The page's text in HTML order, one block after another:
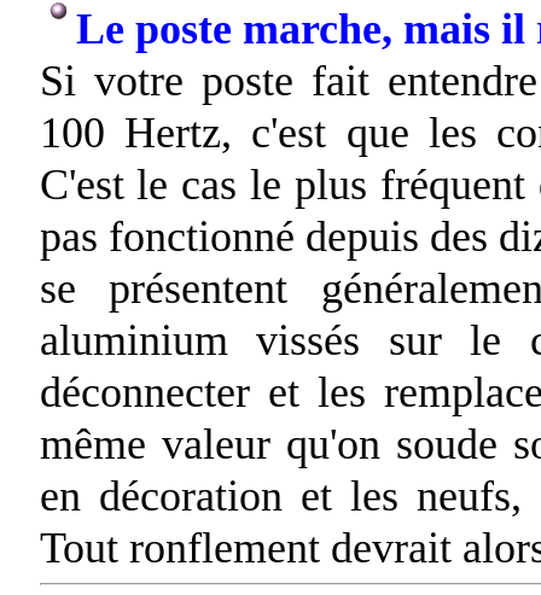
Le poste marche, mais
Si votre poste fait
100 Hertz, c'est que les
C'est le cas le plus
pas fonctionné depuis des
se présentent
aluminium vissés sur le
déconnecter et les
même valeur qu'on soude
en décoration et les
Tout ronflement devrait